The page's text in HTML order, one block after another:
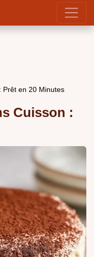
Prêt en 20 Minutes
Cuisson :